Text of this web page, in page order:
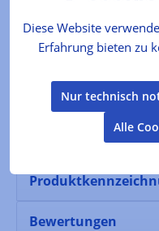
Klinge aus Chrom-
Stahl ist rostfrei,
Der Produzent
Folgende Infos zum
Bewertungen
Diese Website
Erfahrung bieten zu
Nur technisch
Alle